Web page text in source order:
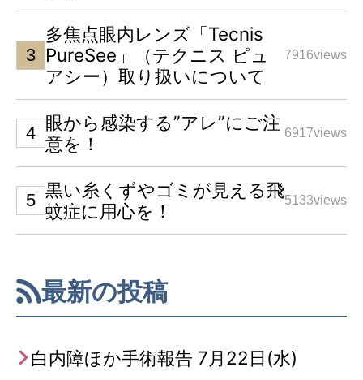
多焦点眼内レンズ「Tecnis
PureSee」（テクニス ピュ
アシー）取り扱いについて
7916views
眼から感染する”アレ”にご注
意を！
6917views
黒い糸くずやゴミが見える飛
蚊症に用心を！
5133views
最新の投稿
白内障ほか手術報告 7月22日(水)